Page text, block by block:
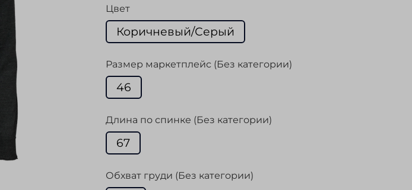
Цвет
Коричневый/Серый
Размер маркетплейс (Без категории)
46
Длина по спинке (Без категории)
67
Обхват груди (Без категории)